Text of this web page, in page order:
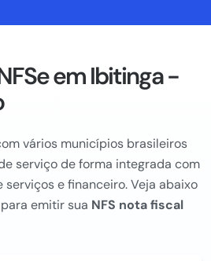
em Ibitinga -
vários municípios brasileiros
serviço de forma integrada com
serviços e financeiro. Veja abaixo
emitir sua NFS nota fiscal